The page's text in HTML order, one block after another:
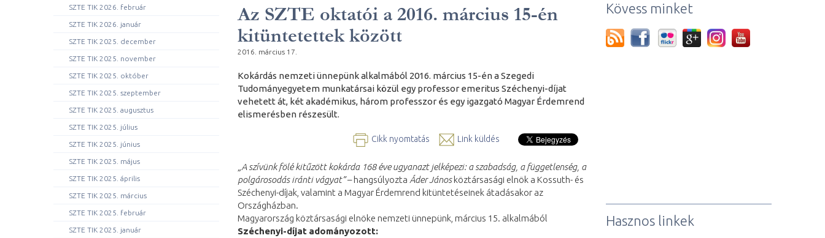
SZTE TIK 2026. február
SZTE TIK 2026. január
SZTE TIK 2025. december
SZTE TIK 2025. november
SZTE TIK 2025. október
SZTE TIK 2025. szeptember
SZTE TIK 2025. augusztus
SZTE TIK 2025. július
SZTE TIK 2025. június
SZTE TIK 2025. május
SZTE TIK 2025. április
SZTE TIK 2025. március
SZTE TIK 2025. február
SZTE TIK 2025. január
Az SZTE oktatói a 2016. március 15-én
kitüntetettek között
2016. március 17.
Kokárdás nemzeti ünnepünk alkalmából 2016. március 15-én a Szegedi
Tudományegyetem munkatársai közül egy professor emeritus Széchenyi-díjat
vehetett át, két akadémikus, három professzor és egy igazgató Magyar Érdemrend
elismerésben részesült.
Cikk nyomtatás Link küldés
„A szívünk fölé kitűzött kokárda 168 éve ugyanazt jelképezi: a szabadság, a függetlenség, a
polgárosodás iránti vágyat”– hangsúlyozta Áder Jánosköztársasági elnök a Kossuth- és
Széchenyi-díjak, valamint a Magyar Érdemrend kitüntetéseinek átadásakor az
Országházban.
Magyarország köztársasági elnöke nemzeti ünnepünk, március 15. alkalmából
Széchenyi-díjat adományozott:
Kövess minket
Hasznos linkek